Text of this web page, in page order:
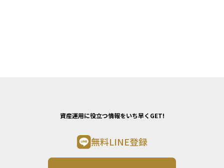
資産運用に役立つ情報をいち早くGET!
無料LINE登録